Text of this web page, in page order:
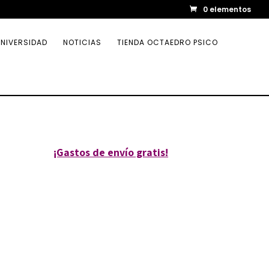
0 elementos
NOTICIAS TIENDA OCTAEDRO PSICO
¡Gastos de envío gratis!